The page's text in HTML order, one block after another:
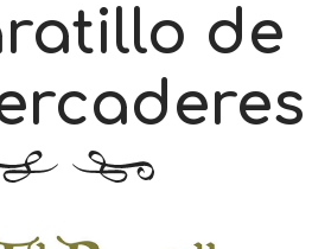
de